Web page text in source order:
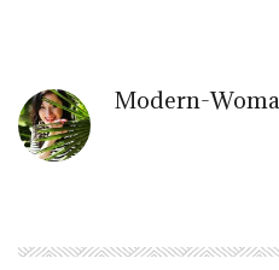
Modern-